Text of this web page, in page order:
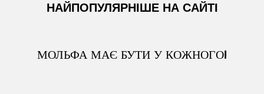
НАЙПОПУЛЯРНІШЕ НА САЙТІ
МОЛЬФА МАЄ БУТИ У КОЖНОГО!